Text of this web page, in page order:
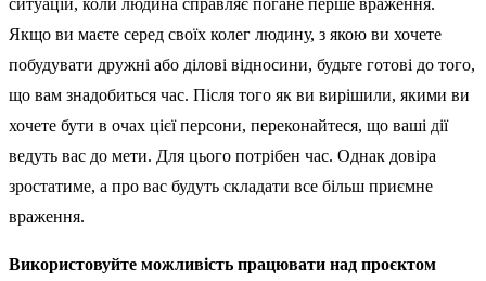
ситуацій, коли людина справляє погане перше враження.
Якщо ви маєте серед своїх колег людину, з якою ви хочете
побудувати дружні або ділові відносини, будьте готові до того,
що вам знадобиться час. Після того як ви вирішили, якими ви
хочете бути в очах цієї персони, переконайтеся, що ваші дії
ведуть вас до мети. Для цього потрібен час. Однак довіра
зростатиме, а про вас будуть складати все більш приємне
враження.
Використовуйте можливість працювати над проєктом